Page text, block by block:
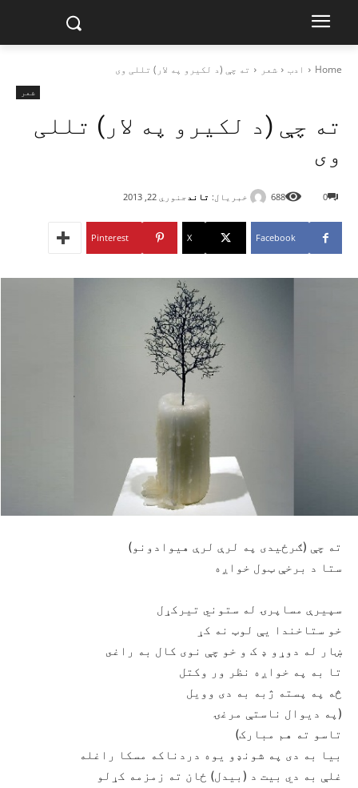
Home ادب شعر ته چې (د لکيرو په لار) تللی وی
شعر
ته چې (د لکيرو په لار) تللی
وی
خبریال: تاند جنوري 22, 2013 0
688
Facebook
X
Pinterest
ته چې (ګرځيدى په لرې لرې هيوادونو)
ستا د برخې ټول خواږه
سپيرې مساپرۍ له ستوني تيرکړل
خو ستاخندا یې لوټ نه کړ
ښار له دوړو ډ ک و خو چې نوى کال به راغى
تا به په خواږه نظر ور وکتل
څه په پسته ژبه به دى وويل
(په ديوال ناستې مرغۍ
تاسو ته هم مبارک)
بيا به دى په شونډو يوه دردناکه مسکا راغله
غلې به دي بيت د (بيدل) ځان ته زمزمه کړلو